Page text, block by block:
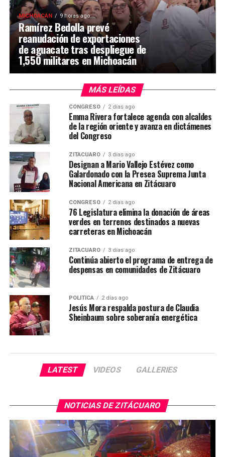
MICHOACÁN 9 horas ago
Ramírez Bedolla prevé
reanudación de exportaciones
de aguacate tras despliegue de
1,550 militares en Michoacán
MÁS LEÍDAS
CONGRESO 2 días ago
Emma Rivera fortalece agenda con alcaldes
de la región oriente y avanza en dictámenes
del Congreso
ZITÁCUARO 3 días ago
Designan a Mario Vallejo Estévez como
Galardonado con la Presea Suprema Junta
Nacional Americana en Zitácuaro
CONGRESO 2 días ago
76 Legislatura elimina la donación de áreas
verdes en terrenos destinados a nuevas
carreteras en Michoacán
ZITÁCUARO 3 días ago
Continúa abierto el programa de entrega de
despensas en comunidades de Zitácuaro
POLÍTICA 2 días ago
Jesús Mora respalda postura de Claudia
Sheinbaum sobre soberanía energética
LATEST VIDEOS GALLERIES
NOTICIAS DE ZITÁCUARO